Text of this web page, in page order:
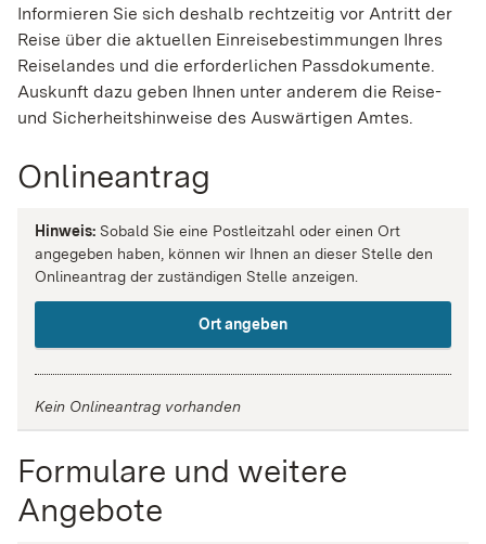
Informieren Sie sich deshalb rechtzeitig vor Antritt der
Reise über die aktuellen Einreisebestimmungen Ihres
Reiselandes und die erforderlichen Passdokumente.
Auskunft dazu geben Ihnen unter anderem die Reise-
und Sicherheitshinweise des Auswärtigen Amtes.
Onlineantrag
Hinweis: Sobald Sie eine Postleitzahl oder einen Ort
angegeben haben, können wir Ihnen an dieser Stelle den
Onlineantrag der zuständigen Stelle anzeigen.
Ort angeben
Kein Onlineantrag vorhanden
Formulare und weitere
Angebote